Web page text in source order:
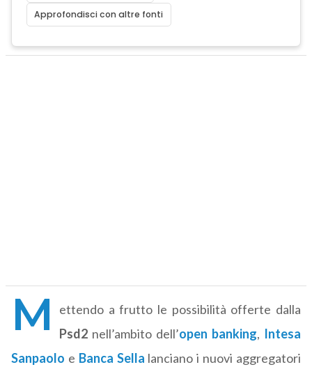
Approfondisci con altre fonti
M
ettendo a frutto le possibilità offerte dalla
Psd2nell’ambito dell’open banking, Intesa
Sanpaolo e Banca Sella lanciano i nuovi aggregatori